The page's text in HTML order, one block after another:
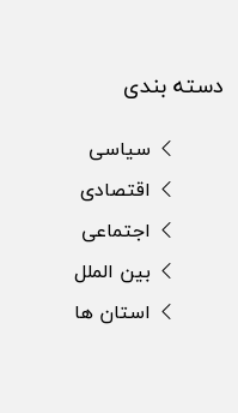
دسته بندی
سیاسی
اقتصادی
اجتماعی
بین الملل
استان ها